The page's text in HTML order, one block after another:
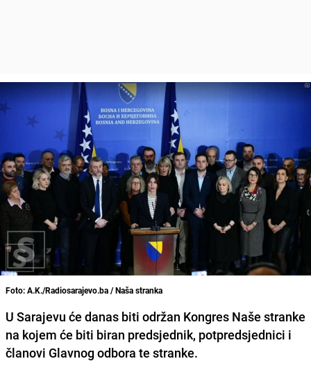
Foto: A.K./Radiosarajevo.ba / Naša stranka
U Sarajevu će danas biti održan Kongres Naše stranke
na kojem će biti biran predsjednik, potpredsjednici i
članovi Glavnog odbora te stranke.